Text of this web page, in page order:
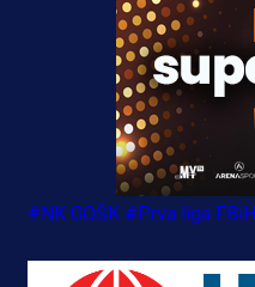
#NK GOŠK #Prva liga FBiH